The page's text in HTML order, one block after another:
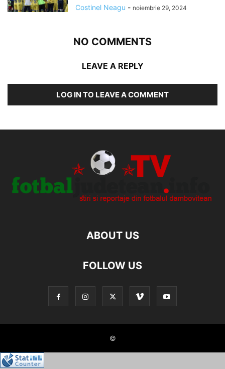
Costinel Neagu - noiembrie 29, 2024
NO COMMENTS
LEAVE A REPLY
LOG IN TO LEAVE A COMMENT
ABOUT US
FOLLOW US
©